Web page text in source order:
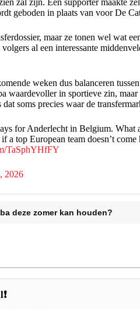
zal zijn. Eén supporter maakte
geboden in plaats van voor De
maar ze tonen wel wat
al een interessante
weken dus balanceren
waardevoller in sportieve zin,
soms precies waar de
for Anderlecht in Belgium. What
a top European team doesn’t
TaSphYHfFY
2026
deze zomer kan houden?